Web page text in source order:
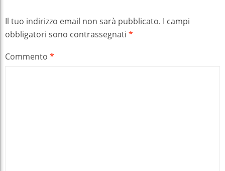
Il tuo indirizzo email non sarà pubblicato. I campi
obbligatori sono contrassegnati *
Commento *